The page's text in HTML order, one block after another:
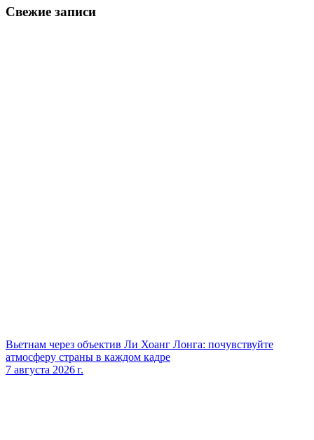
Свежие записи
Вьетнам через объектив Ли Хоанг Лонга: почувствуйте
атмосферу страны в каждом кадре
7 августа 2026 г.